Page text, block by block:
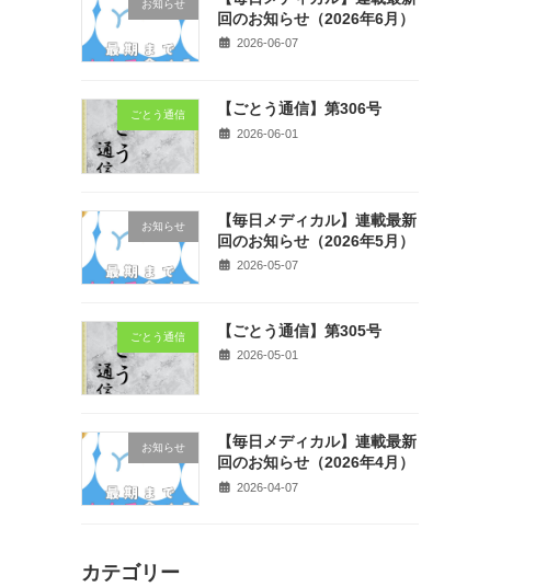
お知らせ
回のお知らせ（2026年6月）
2026-06-07
ごとう通信 【ごとう通信】第306号
2026-06-01
お知らせ
【毎日メディカル】連載最新
回のお知らせ（2026年5月）
2026-05-07
ごとう通信 【ごとう通信】第305号
2026-05-01
お知らせ
【毎日メディカル】連載最新
回のお知らせ（2026年4月）
2026-04-07
カテゴリー